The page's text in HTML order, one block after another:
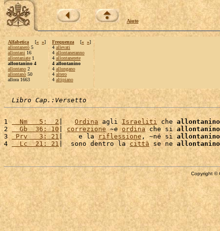
Aiuto
Alfabetica [« »]
allontanerò 5
allontani 16
allontaniate 1
allontanino 4
allontano 2
allontanò 50
allora 1663
Frequenza [« »]
4 allevati
4 allontaneranno
4 allontanerete
4 allontanino
4 allungano
4 altero
4 altipiano
Libro Cap.:Versetto
1
  Nm   5:  2
| Ordina agli Israeliti che allontanino
2
  Gb  36: 10
correzione ~e ordina che si allontanino
3 Prv   3: 21 |    e la riflessione, ~né si allontanino
4
  Lc  21: 21
|  sono dentro la città se ne allontanino
Copyright ©